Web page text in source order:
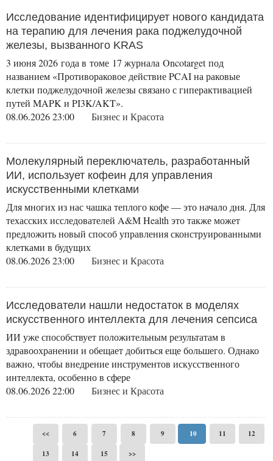
Исследование идентифицирует нового кандидата
на терапию для лечения рака поджелудочной
железы, вызванного KRAS
3 июня 2026 года в томе 17 журнала Oncotarget под
названием «Противораковое действие PCAI на раковые
клетки поджелудочной железы связано с гиперактивацией
путей MAPK и PI3K/AKT».
08.06.2026 23:00 Бизнес и Красота
Молекулярный переключатель, разработанный
ИИ, использует кофеин для управления
искусственными клетками
Для многих из нас чашка теплого кофе — это начало дня. Для
техасских исследователей A&M Health это также может
предложить новый способ управления сконструированными
клетками в будущих
08.06.2026 23:00 Бизнес и Красота
Исследователи нашли недостаток в моделях
искусственного интеллекта для лечения сепсиса
ИИ уже способствует положительным результатам в
здравоохранении и обещает добиться еще большего. Однако
важно, чтобы внедрение инструментов искусственного
интеллекта, особенно в сфере
08.06.2026 22:00 Бизнес и Красота
<< 6 7 8 9 10 11 12
13 14 15 >>